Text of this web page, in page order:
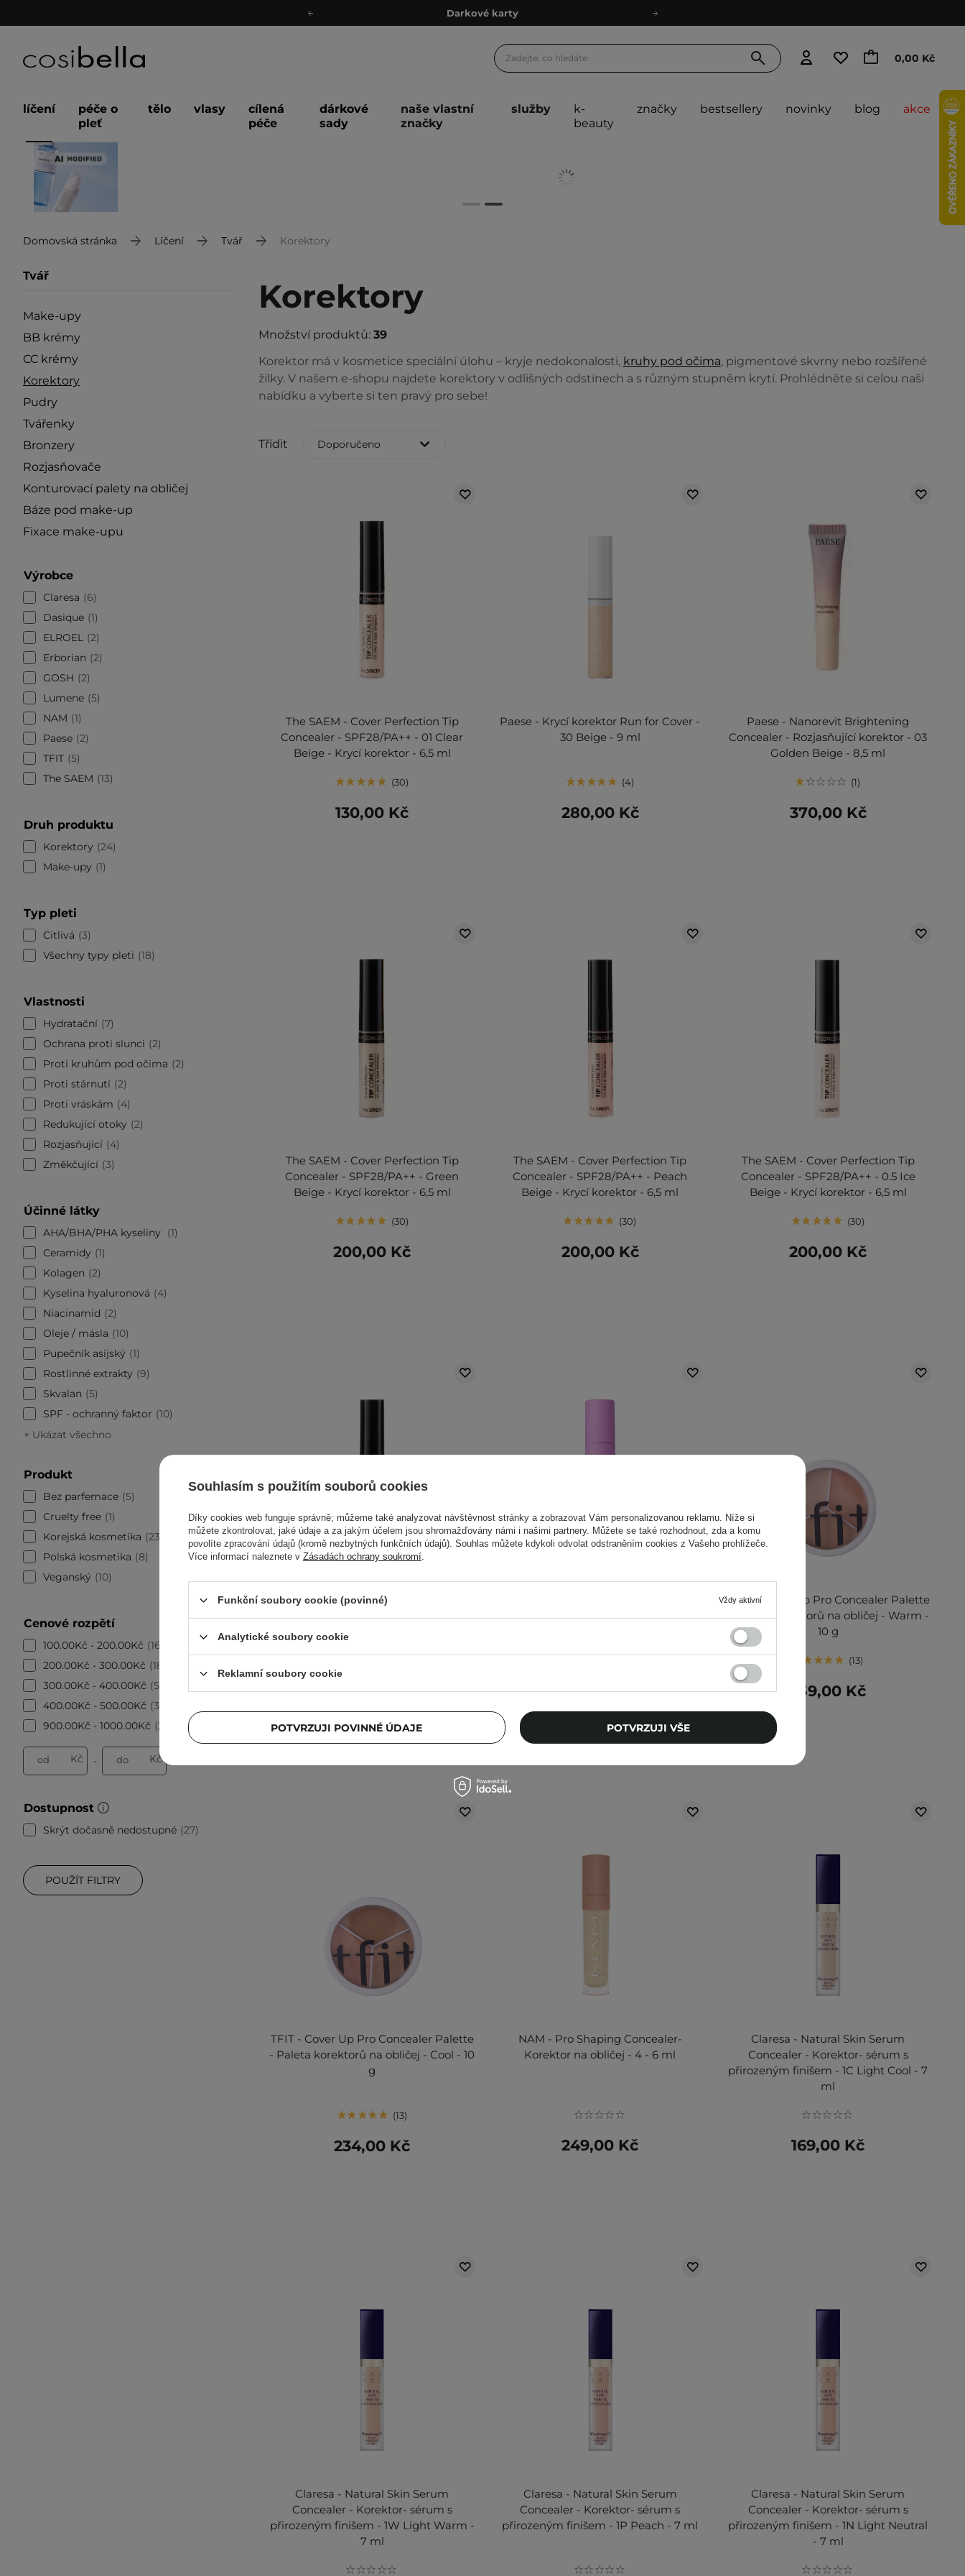
Darkové karty
Doporučovací Program
Darkové karty
0,00 Kč
líčení
péče o
pleť
tělo vlasy
cílená
péče
dárkové
sady
naše vlastní
značky
služby
k-
beauty
značky bestsellery novinky blog akce
Domovská stránka Líčení Tvář Korektory
Tvář
Make-upy
BB krémy
CC krémy
Korektory
Pudry
Tvářenky
Bronzery
Rozjasňovače
Konturovací palety na obličej
Báze pod make-up
Fixace make-upu
Výrobce
Claresa
6
Dasique 1
ELROEL 2
Erborian
2
GOSH
2
Lumene 5
NAM
1
Paese 2
TFIT 5
The SAEM
13
Druh produktu
Korektory
24
Make-upy
1
Typ pleti
Citlivá
3
Všechny typy pleti
18
Vlastnosti
Hydratační 7
Ochrana proti slunci
2
Proti kruhům pod očima
2
Proti stárnutí 2
Proti vráskám
4
Redukující otoky
2
Rozjasňující
4
Změkčující 3
Účinné látky
AHA/BHA/PHA kyseliny
1
Ceramidy
1
Kolagen
2
Kyselina hyaluronová
4
Niacinamid
2
Oleje / másla
10
Pupečník asijský
1
Rostlinné extrakty
9
Skvalan
5
SPF - ochranný faktor
10
+ Ukázat všechno
Produkt
Bez parfemace 5
Cruelty free 1
Korejská kosmetika
23
Polská kosmetika
8
Veganský
10
Cenové rozpětí
100.00Kč - 200.00Kč
16
200.00Kč - 300.00Kč
18
300.00Kč - 400.00Kč
5
400.00Kč - 500.00Kč
3
900.00Kč - 1000.00Kč
2
od Kč - do Kč
Dostupnost
Skrýt dočasně nedostupné 27
POUŽÍT FILTRY
Korektory
Množství produktů: 39
Korektor má v kosmetice speciální úlohu –⁠ kryje nedokonalosti, kruhy pod očima, pigmentové skvrny nebo rozšířené
žilky. V našem e-shopu najdete korektory v odlišných odstínech a s různým stupněm krytí. Prohlédněte si celou naši
nabídku a vyberte si ten pravý pro sebe!
Třídit Doporučeno
The SAEM - Cover Perfection Tip
Concealer - SPF28/PA++ - 01 Clear
Beige - Krycí korektor - 6,5 ml
30
130,00 Kč
Paese - Krycí korektor Run for Cover -
30 Beige - 9 ml
4
280,00 Kč
Paese - Nanorevit Brightening
Concealer - Rozjasňující korektor - 03
Golden Beige - 8,5 ml
1
370,00 Kč
The SAEM - Cover Perfection Tip
Concealer - SPF28/PA++ - Green
Beige - Krycí korektor - 6,5 ml
30
200,00 Kč
The SAEM - Cover Perfection Tip
Concealer - SPF28/PA++ - Peach
Beige - Krycí korektor - 6,5 ml
30
200,00 Kč
The SAEM - Cover Perfection Tip
Concealer - SPF28/PA++ - 0.5 Ice
Beige - Krycí korektor - 6,5 ml
30
200,00 Kč
The SAEM - Cover Perfection Tip
Concealer - SPF28/PA++ - Contour
Beige - Krycí korektor - 6,5 ml
200,00 Kč
Tekutý korektor - 8 g
113,00 Kč
TFIT - Cover Up Pro Concealer Palette
- Paleta korektorů na obličej - Warm -
10 g
13
359,00 Kč
TFIT - Cover Up Pro Concealer Palette
- Paleta korektorů na obličej - Cool - 10
g
13
234,00 Kč
NAM - Pro Shaping Concealer-
Korektor na obličej - 4 - 6 ml
249,00 Kč
Claresa - Natural Skin Serum
Concealer - Korektor- sérum s
přirozeným finišem - 1C Light Cool - 7
ml
169,00 Kč
Claresa - Natural Skin Serum
Concealer - Korektor- sérum s
přirozeným finišem - 1W Light Warm -
7 ml
Claresa - Natural Skin Serum
Concealer - Korektor- sérum s
přirozeným finišem - 1P Peach - 7 ml
Claresa - Natural Skin Serum
Concealer - Korektor- sérum s
přirozeným finišem - 1N Light Neutral
- 7 ml
Souhlasím s použitím souborů cookies
Díky cookies web funguje správně; můžeme také analyzovat návštěvnost stránky a zobrazovat Vám personalizovanou reklamu. Níže si
můžete zkontrolovat, jaké údaje a za jakým účelem jsou shromažďovány námi i našimi partnery. Můžete se také rozhodnout, zda a komu
povolíte zpracování údajů (kromě nezbytných funkčních údajů). Souhlas můžete kdykoli odvolat odstraněním cookies z Vašeho prohlížeče.
Více informací naleznete v Zásadách ochrany soukromí.
Funkční soubory cookie (povinné) Vždy aktivní
Analytické soubory cookie
Reklamní soubory cookie
POTVRZUJI POVINNÉ ÚDAJE POTVRZUJI VŠE